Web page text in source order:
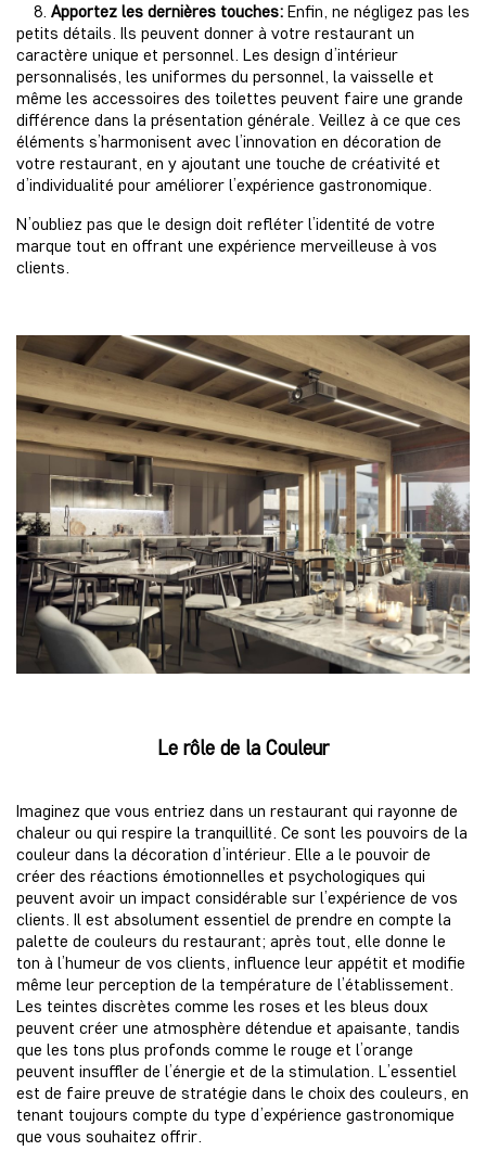
8. Apportez les dernières touches: Enfin, ne négligez pas les
petits détails. Ils peuvent donner à votre restaurant un
caractère unique et personnel. Les design d’intérieur
personnalisés, les uniformes du personnel, la vaisselle et
même les accessoires des toilettes peuvent faire une grande
différence dans la présentation générale. Veillez à ce que ces
éléments s’harmonisent avec l’innovation en décoration de
votre restaurant, en y ajoutant une touche de créativité et
d’individualité pour améliorer l’expérience gastronomique.
N’oubliez pas que le design doit refléter l’identité de votre
marque tout en offrant une expérience merveilleuse à vos
clients.
Le rôle de la Couleur
Imaginez que vous entriez dans un restaurant qui rayonne de
chaleur ou qui respire la tranquillité. Ce sont les pouvoirs de la
couleur dans la décoration d’intérieur. Elle a le pouvoir de
créer des réactions émotionnelles et psychologiques qui
peuvent avoir un impact considérable sur l’expérience de vos
clients. Il est absolument essentiel de prendre en compte la
palette de couleurs du restaurant; après tout, elle donne le
ton à l’humeur de vos clients, influence leur appétit et modifie
même leur perception de la température de l’établissement.
Les teintes discrètes comme les roses et les bleus doux
peuvent créer une atmosphère détendue et apaisante, tandis
que les tons plus profonds comme le rouge et l’orange
peuvent insuffler de l’énergie et de la stimulation. L’essentiel
est de faire preuve de stratégie dans le choix des couleurs, en
tenant toujours compte du type d’expérience gastronomique
que vous souhaitez offrir.